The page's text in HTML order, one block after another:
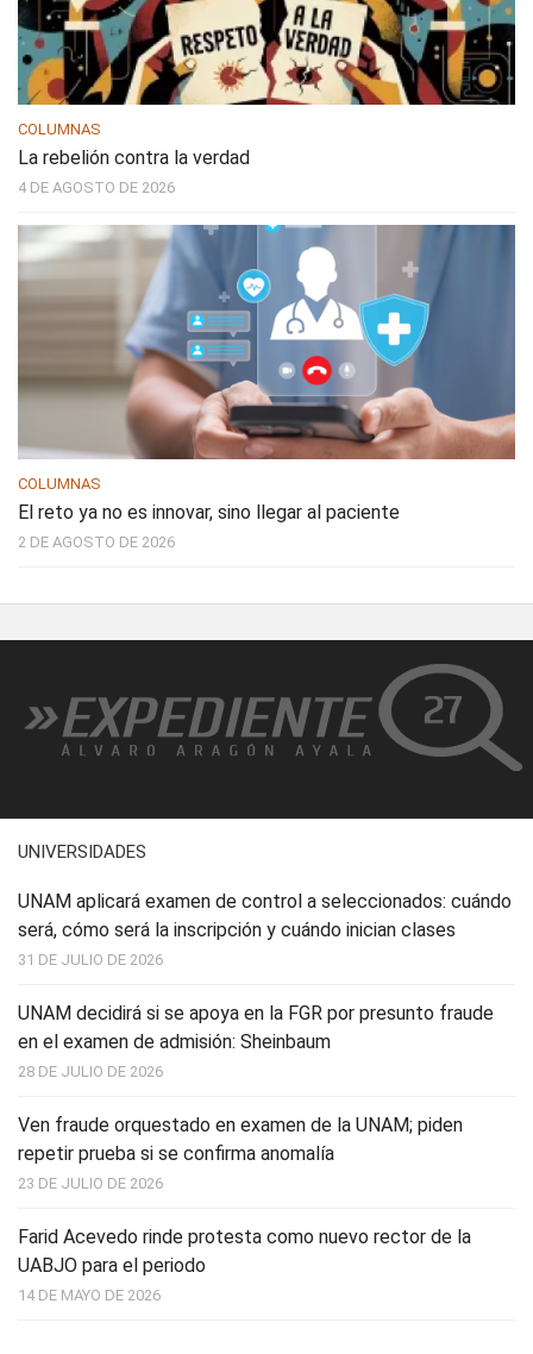
COLUMNAS
La rebelión contra la verdad
4 DE AGOSTO DE 2026
COLUMNAS
El reto ya no es innovar, sino llegar al paciente
2 DE AGOSTO DE 2026
UNIVERSIDADES
UNAM aplicará examen de control a seleccionados: cuándo
será, cómo será la inscripción y cuándo inician clases
31 DE JULIO DE 2026
UNAM decidirá si se apoya en la FGR por presunto fraude
en el examen de admisión: Sheinbaum
28 DE JULIO DE 2026
Ven fraude orquestado en examen de la UNAM; piden
repetir prueba si se confirma anomalía
23 DE JULIO DE 2026
Farid Acevedo rinde protesta como nuevo rector de la
UABJO para el periodo
14 DE MAYO DE 2026